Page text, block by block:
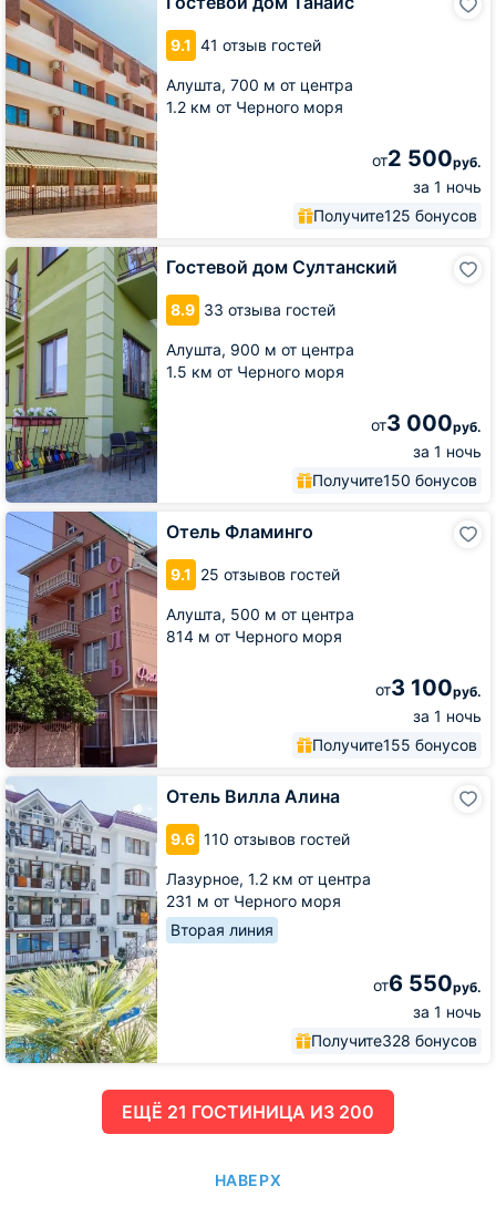
9.1 41 отзыв гостей
Алушта, 700 м от центра
1.2 км от Черного моря
от2 500руб.
за 1 ночь
Получите125 бонусов
дом
Танаис
Гостевой дом Султанский
8.9 33 отзыва гостей
Алушта, 900 м от центра
1.5 км от Черного моря
от3 000руб.
за 1 ночь
Получите150 бонусов
Гостевой
дом
Султанский
Отель Фламинго
9.1 25 отзывов гостей
Алушта, 500 м от центра
814 м от Черного моря
от3 100руб.
за 1 ночь
Получите155 бонусов
Отель
Фламинго
Отель Вилла Алина
9.6 110 отзывов гостей
Лазурное, 1.2 км от центра
231 м от Черного моря
Вторая линия
от6 550руб.
за 1 ночь
Получите328 бонусов
Отель
Вилла
Алина
ЕЩË 21 ГОСТИНИЦА ИЗ 200
НАВЕРХ